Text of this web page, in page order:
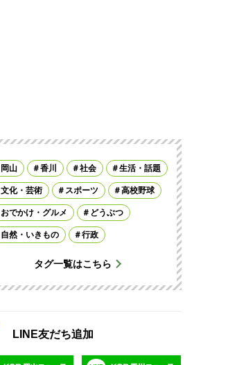
岡山 香川 社会 生活・話題
文化・芸術 スポーツ 高校野球
おでかけ・グルメ どうぶつ
自然・いきもの 行政
タグ一覧はこちら
LINE友だち追加